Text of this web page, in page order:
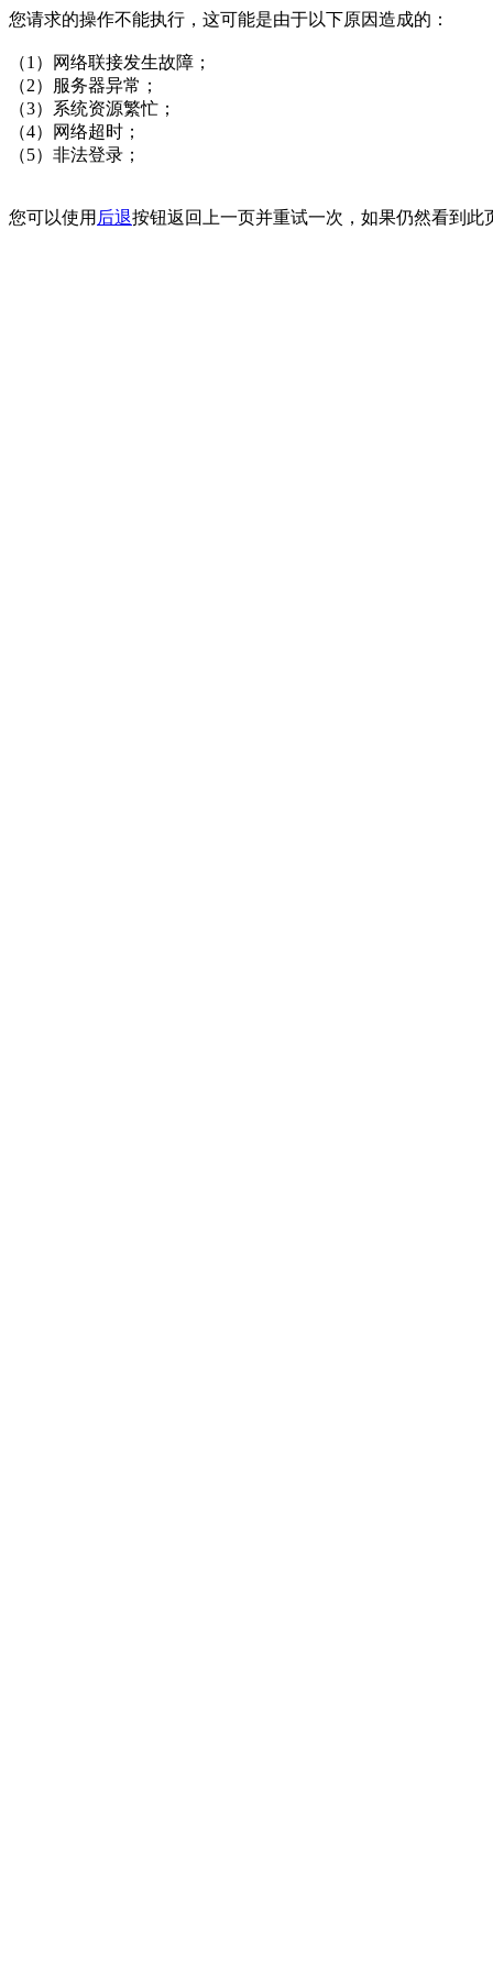
您请求的操作不能执行，这可能是由于以下原因造成的：
（1）网络联接发生故障；
（2）服务器异常；
（3）系统资源繁忙；
（4）网络超时；
（5）非法登录；
您可以使用 后退按钮返回上一页并重试一次，如果仍然看到此